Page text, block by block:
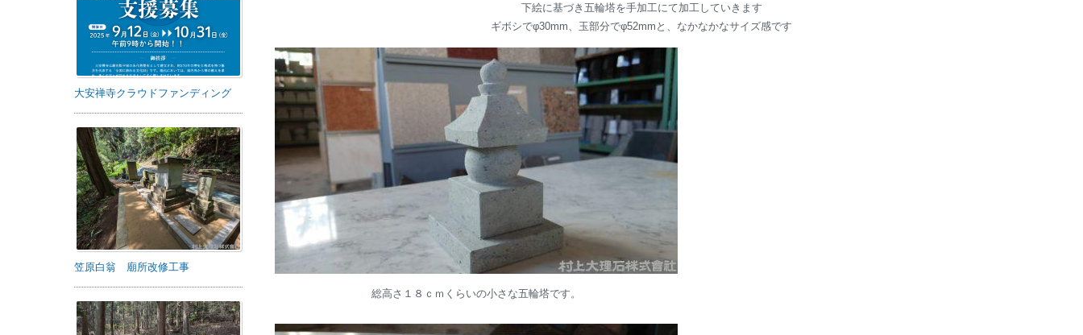
下絵に基づき五輪塔を手加工にて加工していきます
ギボシでφ30mm、玉部分でφ52mmと、なかなかなサイズ感です
総高さ１８ｃｍくらいの小さな五輪塔です。
大安禅寺クラウドファンディング
笠原白翁 廟所改修工事